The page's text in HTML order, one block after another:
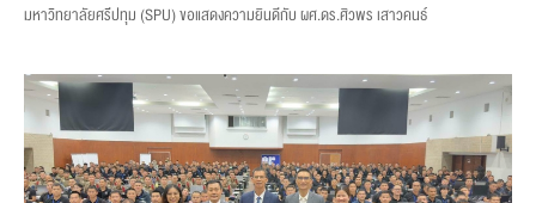
มหาวิทยาลัยศรีปทุม (SPU) ขอแสดงความยินดีกับ ผศ.ดร.ศิวพร เสาวคนธ์